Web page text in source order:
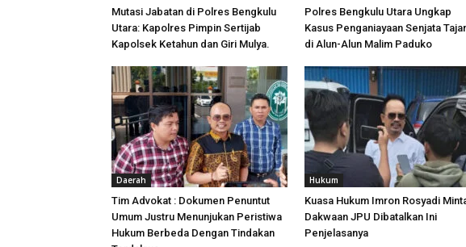
Mutasi Jabatan di Polres Bengkulu
Utara: Kapolres Pimpin Sertijab
Kapolsek Ketahun dan Giri Mulya.
Polres Bengkulu Utara Ungkap
Kasus Penganiayaan Senjata
di Alun-Alun Malim Paduko
Daerah
Tim Advokat : Dokumen Penuntut
Umum Justru Menunjukan Peristiwa
Hukum Berbeda Dengan Tindakan
Hukum
Kuasa Hukum Imron Rosyadi
Dakwaan JPU Dibatalkan Ini
Penjelasanya